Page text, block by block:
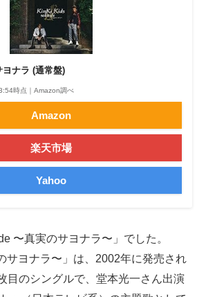
ナラ (通常盤)
時点｜Amazon調べ
Amazon
楽天市場
Yahoo
〜真実のサヨナラ〜」でした。
サヨナラ〜」は、2002年に発売され
目のシングルで、堂本光一さん出演